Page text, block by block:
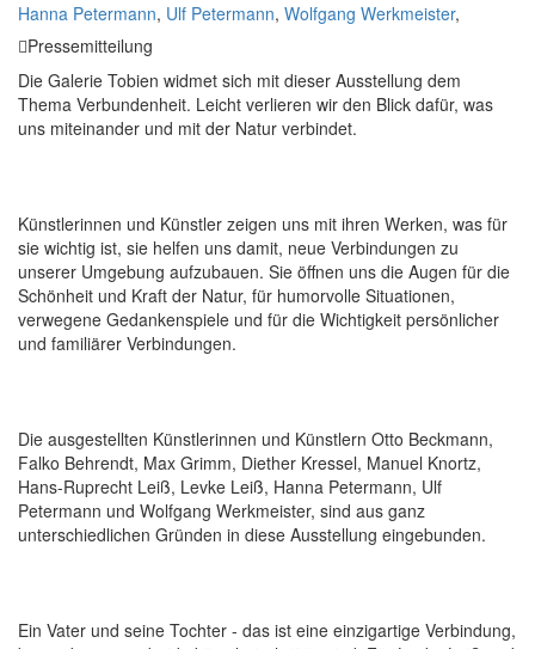
Hanna Petermann, Ulf Petermann, Wolfgang Werkmeister,
Pressemitteilung
Die Galerie Tobien widmet sich mit dieser Ausstellung dem
Thema Verbundenheit. Leicht verlieren wir den Blick dafür, was
uns miteinander und mit der Natur verbindet.
Künstlerinnen und Künstler zeigen uns mit ihren Werken, was für
sie wichtig ist, sie helfen uns damit, neue Verbindungen zu
unserer Umgebung aufzubauen. Sie öffnen uns die Augen für die
Schönheit und Kraft der Natur, für humorvolle Situationen,
verwegene Gedankenspiele und für die Wichtigkeit persönlicher
und familiärer Verbindungen.
Die ausgestellten Künstlerinnen und Künstlern Otto Beckmann,
Falko Behrendt, Max Grimm, Diether Kressel, Manuel Knortz,
Hans-Ruprecht Leiß, Levke Leiß, Hanna Petermann, Ulf
Petermann und Wolfgang Werkmeister, sind aus ganz
unterschiedlichen Gründen in diese Ausstellung eingebunden.
Ein Vater und seine Tochter - das ist eine einzigartige Verbindung,